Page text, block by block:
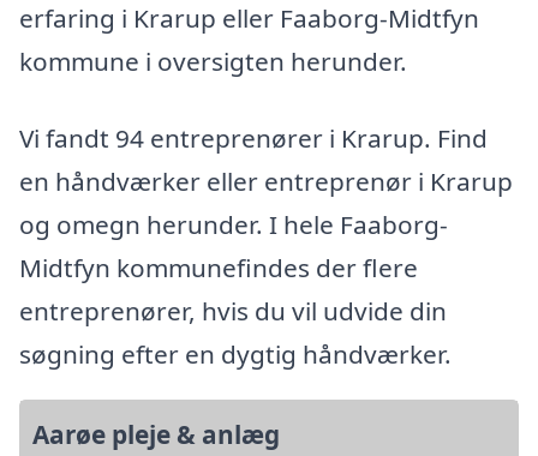
erfaring i Krarup eller Faaborg-Midtfyn
kommune i oversigten herunder.
Vi fandt 94 entreprenører i Krarup. Find
en håndværker eller entreprenør i Krarup
og omegn herunder. I hele Faaborg-
Midtfyn kommunefindes der flere
entreprenører, hvis du vil udvide din
søgning efter en dygtig håndværker.
Aarøe pleje & anlæg